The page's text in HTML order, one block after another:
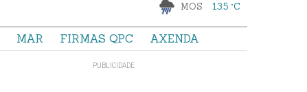
MOS 13.5 °C
MAR FIRMAS QPC AXENDA